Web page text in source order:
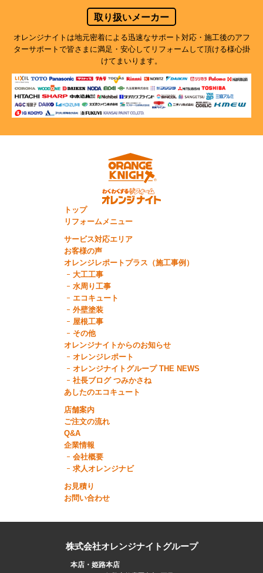
取り扱いメーカー
オレンジナイトは地元密着による迅速なサポート対応・施工後のアフ
ターサポートで皆さまに満足・安心してリフォームして頂ける様心掛
けてまいります。
トップ
リフォームメニュー
サービス対応エリア
お客様の声
オレンジレポートプラス（施工事例）
大工工事
水周り工事
エコキュート
外壁塗装
屋根工事
その他
オレンジナイトからのお知らせ
オレンジレポート
オレンジナイトグループ THE NEWS
社長ブログ つみかさね
あしたのエコキュート
店舗案内
ご注文の流れ
Q&A
企業情報
会社概要
求人オレンジナビ
お見積り
お問い合わせ
株式会社オレンジナイトグループ
本店・姫路本店